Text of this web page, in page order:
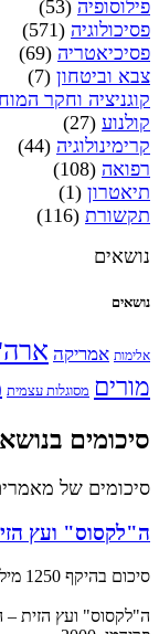
פילוסופיה (53)
פסיכולוגיה (571)
פסיכיאטריה (69)
צבא וביטחון (7)
קוגניציה וחקר המוח
קולנוע (27)
קרימינולוגיה (44)
רפואה (108)
תיאטרון (1)
תקשורת (116)
נושאים
נושאים
אלימות אמריקה
מורים מסוגלות עצמית
סיכומים
סיכומים של
ה"לקסוס" ועץ הזית –
סיכום בהיקף 1250 מילים
ה"לקסוס" ועץ הזית –